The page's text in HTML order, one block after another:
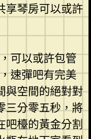
享琴房可以或許
可以或許包管
速彈吧有完美
與空間的絕對對
三分零五秒，將
吧檯的黃金分割